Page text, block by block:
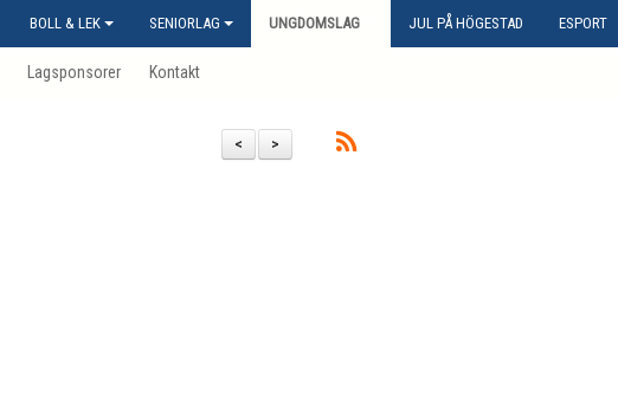
BOLL & LEK SENIORLAG UNGDOMSLAG JUL PÅ HÖGESTAD ESPORT
Lagsponsorer Kontakt
>
<